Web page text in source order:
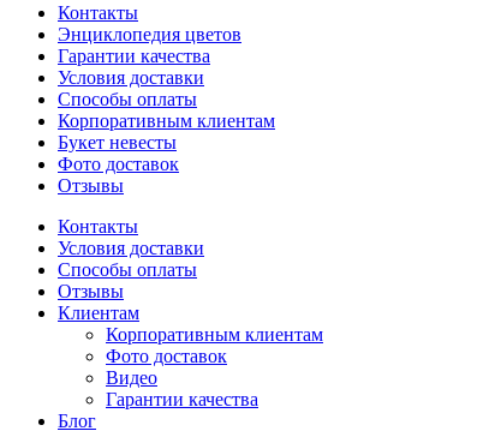
Контакты
Энциклопедия цветов
Гарантии качества
Условия доставки
Способы оплаты
Корпоративным клиентам
Букет невесты
Фото доставок
Отзывы
Контакты
Условия доставки
Способы оплаты
Отзывы
Клиентам
Корпоративным клиентам
Фото доставок
Видео
Гарантии качества
Блог